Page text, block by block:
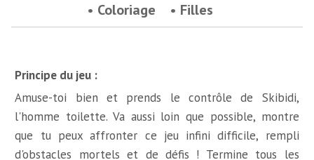
Coloriage
Filles
Principe du jeu :
Amuse-toi bien et prends le contrôle de Skibidi,
l'homme toilette. Va aussi loin que possible, montre
que tu peux affronter ce jeu infini difficile, rempli
d'obstacles mortels et de défis ! Termine tous les